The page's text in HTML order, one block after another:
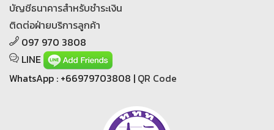
บัญชีธนาคารสำหรับชำระเงิน
ติดต่อฝ่ายบริการลูกค้า
097 970 3808
LINE
WhatsApp : +66979703808 | QR Code